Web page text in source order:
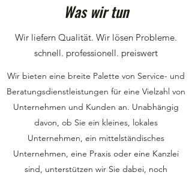
Was wir tun
Wir liefern Qualität. Wir lösen Probleme.
schnell. professionell. preiswert
Wir bieten eine breite Palette von Service- und
Beratungsdienstleistungen für eine Vielzahl von
Unternehmen und Kunden an. Unabhängig
davon, ob Sie ein kleines, lokales
Unternehmen, ein mittelständisches
Unternehmen, eine Praxis oder eine Kanzlei
sind, unterstützen wir Sie dabei, noch